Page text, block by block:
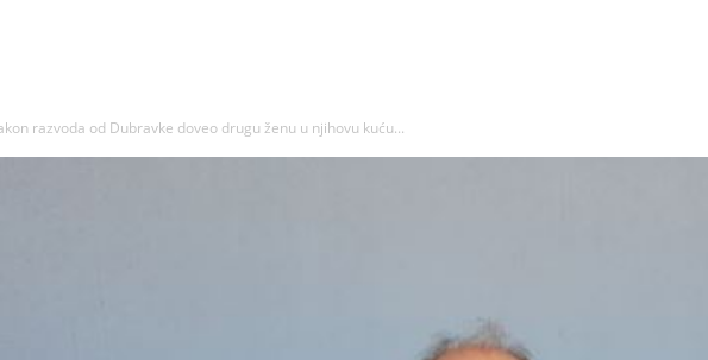
razvoda od Dubravke doveo drugu ženu u njihovu kuću...